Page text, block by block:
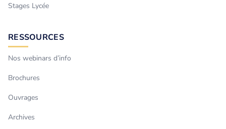
Stages Lycée
RESSOURCES
Nos webinars d’info
Brochures
Ouvrages
Archives